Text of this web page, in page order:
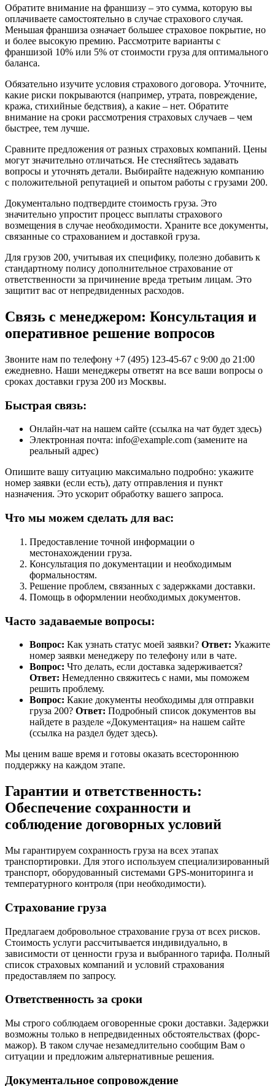
Обратите внимание на франшизу – это сумма, которую вы
оплачиваете самостоятельно в случае страхового случая.
Меньшая франшиза означает большее страховое покрытие, но
и более высокую премию. Рассмотрите варианты с
франшизой 10% или 5% от стоимости груза для оптимального
баланса.
Обязательно изучите условия страхового договора. Уточните,
какие риски покрываются (например, утрата, повреждение,
кража, стихийные бедствия), а какие – нет. Обратите
внимание на сроки рассмотрения страховых случаев – чем
быстрее, тем лучше.
Сравните предложения от разных страховых компаний. Цены
могут значительно отличаться. Не стесняйтесь задавать
вопросы и уточнять детали. Выбирайте надежную компанию
с положительной репутацией и опытом работы с грузами 200.
Документально подтвердите стоимость груза. Это
значительно упростит процесс выплаты страхового
возмещения в случае необходимости. Храните все документы,
связанные со страхованием и доставкой груза.
Для грузов 200, учитывая их специфику, полезно добавить к
стандартному полису дополнительное страхование от
ответственности за причинение вреда третьим лицам. Это
защитит вас от непредвиденных расходов.
Связь с менеджером: Консультация и
оперативное решение вопросов
Звоните нам по телефону +7 (495) 123-45-67 с 9:00 до 21:00
ежедневно. Наши менеджеры ответят на все ваши вопросы о
сроках доставки груза 200 из Москвы.
Быстрая связь:
Онлайн-чат на нашем сайте (ссылка на чат будет здесь)
Электронная почта: info@example.com (замените на
реальный адрес)
Опишите вашу ситуацию максимально подробно: укажите
номер заявки (если есть), дату отправления и пункт
назначения. Это ускорит обработку вашего запроса.
Что мы можем сделать для вас:
Предоставление точной информации о
местонахождении груза.
Консультация по документации и необходимым
формальностям.
Решение проблем, связанных с задержками доставки.
Помощь в оформлении необходимых документов.
Часто задаваемые вопросы:
Вопрос: Как узнать статус моей заявки? Ответ: Укажите
номер заявки менеджеру по телефону или в чате.
Вопрос: Что делать, если доставка задерживается?
Ответ: Немедленно свяжитесь с нами, мы поможем
решить проблему.
Вопрос: Какие документы необходимы для отправки
груза 200? Ответ: Подробный список документов вы
найдете в разделе «Документация» на нашем сайте
(ссылка на раздел будет здесь).
Мы ценим ваше время и готовы оказать всестороннюю
поддержку на каждом этапе.
Гарантии и ответственность:
Обеспечение сохранности и
соблюдение договорных условий
Мы гарантируем сохранность груза на всех этапах
транспортировки. Для этого используем специализированный
транспорт, оборудованный системами GPS-мониторинга и
температурного контроля (при необходимости).
Страхование груза
Предлагаем добровольное страхование груза от всех рисков.
Стоимость услуги рассчитывается индивидуально, в
зависимости от ценности груза и выбранного тарифа. Полный
список страховых компаний и условий страхования
предоставляем по запросу.
Ответственность за сроки
Мы строго соблюдаем оговоренные сроки доставки. Задержки
возможны только в непредвиденных обстоятельствах (форс-
мажор). В таком случае незамедлительно сообщим Вам о
ситуации и предложим альтернативные решения.
Документальное сопровождение